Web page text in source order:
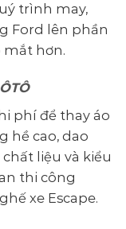
trình may,
Ford lên phần
mắt hơn.
phí để thay áo
hề cao, dao
liệu và kiểu
thi công
xe Escape.